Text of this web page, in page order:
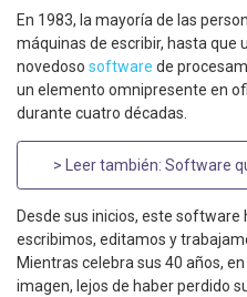
En 1983, la mayoría de las
máquinas de escribir, hasta que
novedoso software de
un elemento omnipresente en
durante cuatro décadas.
> Leer también: Software
Desde sus inicios, este
escribimos, editamos y
Mientras celebra sus 40 años,
imagen, lejos de haber perdido